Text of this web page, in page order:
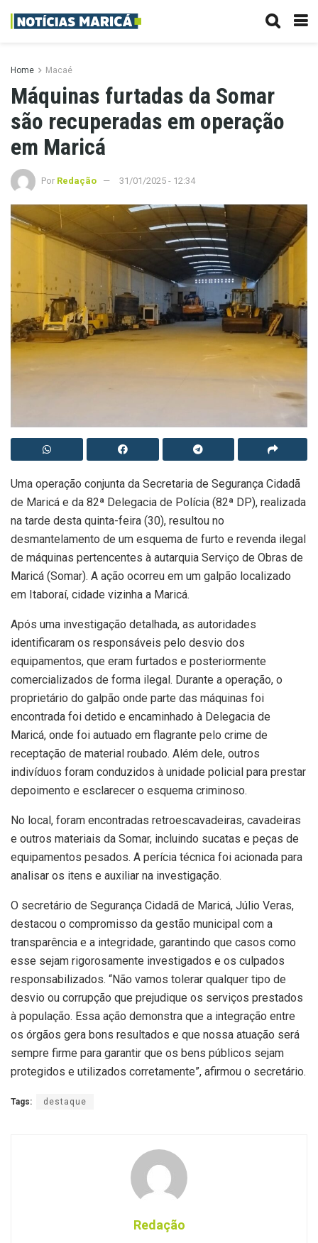
Home Macaé
Máquinas furtadas da Somar
são recuperadas em operação
em Maricá
Por Redação 31/01/2025 - 12:34
Uma operação conjunta da Secretaria de Segurança Cidadã
de Maricá e da 82ª Delegacia de Polícia (82ª DP), realizada
na tarde desta quinta-feira (30), resultou no
desmantelamento de um esquema de furto e revenda ilegal
de máquinas pertencentes à autarquia Serviço de Obras de
Maricá (Somar). A ação ocorreu em um galpão localizado
em Itaboraí, cidade vizinha a Maricá.
Após uma investigação detalhada, as autoridades
identificaram os responsáveis pelo desvio dos
equipamentos, que eram furtados e posteriormente
comercializados de forma ilegal. Durante a operação, o
proprietário do galpão onde parte das máquinas foi
encontrada foi detido e encaminhado à Delegacia de
Maricá, onde foi autuado em flagrante pelo crime de
receptação de material roubado. Além dele, outros
indivíduos foram conduzidos à unidade policial para prestar
depoimento e esclarecer o esquema criminoso.
No local, foram encontradas retroescavadeiras, cavadeiras
e outros materiais da Somar, incluindo sucatas e peças de
equipamentos pesados. A perícia técnica foi acionada para
analisar os itens e auxiliar na investigação.
O secretário de Segurança Cidadã de Maricá, Júlio Veras,
destacou o compromisso da gestão municipal com a
transparência e a integridade, garantindo que casos como
esse sejam rigorosamente investigados e os culpados
responsabilizados. “Não vamos tolerar qualquer tipo de
desvio ou corrupção que prejudique os serviços prestados
à população. Essa ação demonstra que a integração entre
os órgãos gera bons resultados e que nossa atuação será
sempre firme para garantir que os bens públicos sejam
protegidos e utilizados corretamente”, afirmou o secretário.
Tags: destaque
Redação